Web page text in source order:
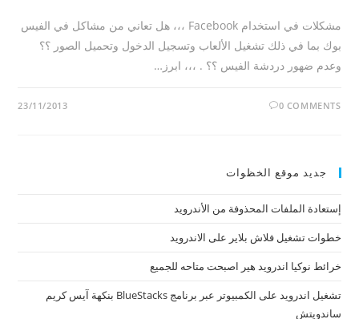
مشكلات في استخدام Facebook ،،، هل تعاني من مشاكل في الفيس
بوك بما في ذلك تشغيل الألعاب وتسجيل الدخول وتحميل الصور ؟؟
وعدم ضهور دردشة الفيس ؟؟ . ،،، ابرز…
0 COMMENTS
23/11/2013
جديد موقع الخظوات
إستعادة الملفات المحذوفة من الأندرويد
خطوات تشغيل فلاش بلاير على الاندرويد
خرائط نوكيا اندرويد هير اصبحت متاحه للجميع
تشغيل اندرويد على الكمبيوتر عبر برنامج BlueStacks بنكهة آيس كريم
ساندويتش